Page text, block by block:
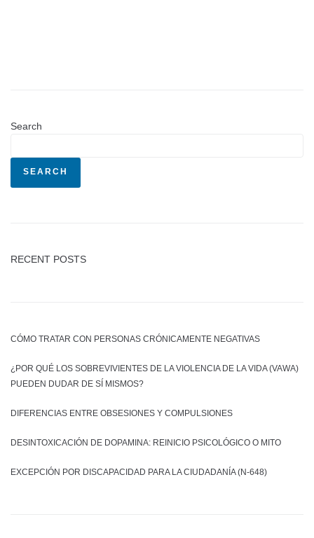
Search
SEARCH
RECENT POSTS
CÓMO TRATAR CON PERSONAS CRÓNICAMENTE NEGATIVAS
¿POR QUÉ LOS SOBREVIVIENTES DE LA VIOLENCIA DE LA VIDA (VAWA)
PUEDEN DUDAR DE SÍ MISMOS?
DIFERENCIAS ENTRE OBSESIONES Y COMPULSIONES
DESINTOXICACIÓN DE DOPAMINA: REINICIO PSICOLÓGICO O MITO
EXCEPCIÓN POR DISCAPACIDAD PARA LA CIUDADANÍA (N-648)